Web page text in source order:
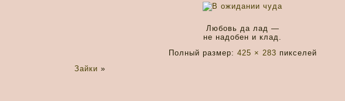
Любовь да лад —
не надобен и клад.
Полный размер: 425 × 283 пикселей
Зайки »